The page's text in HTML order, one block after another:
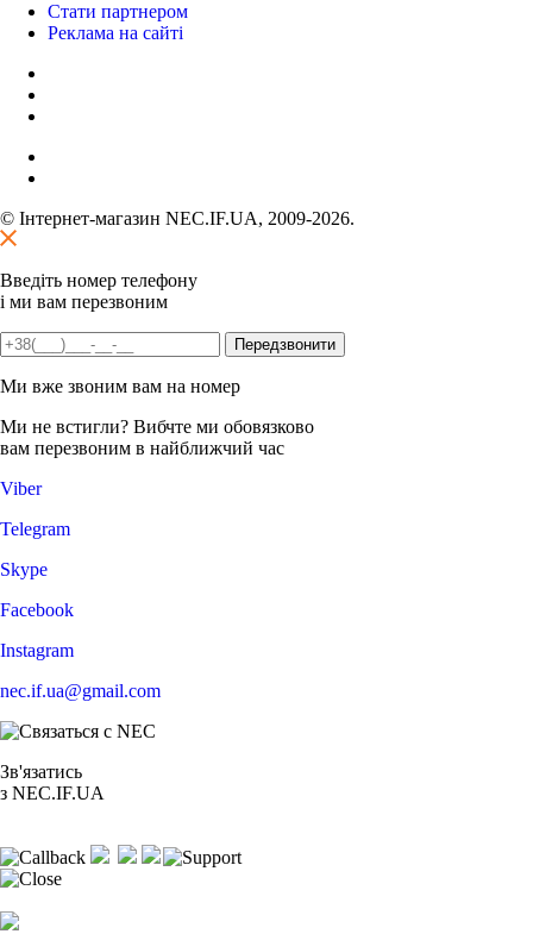
Стати партнером
Реклама на сайті
© Інтернет-магазин NEC.IF.UA, 2009-2026.
Введіть номер телефону
і ми вам перезвоним
Ми вже звоним вам на номер
Ми не встигли? Вибчте ми обовязково
вам перезвоним в найближчий час
Viber
Telegram
Skype
Facebook
Instagram
nec.if.ua@gmail.com
Зв'язатись
з NEC.IF.UA